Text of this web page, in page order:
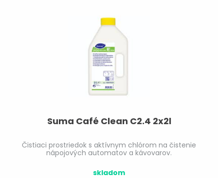
Suma Café Clean C2.4 2x2l
Čistiaci prostriedok s aktívnym chlórom na čistenie
nápojových automatov a kávovarov.
skladom